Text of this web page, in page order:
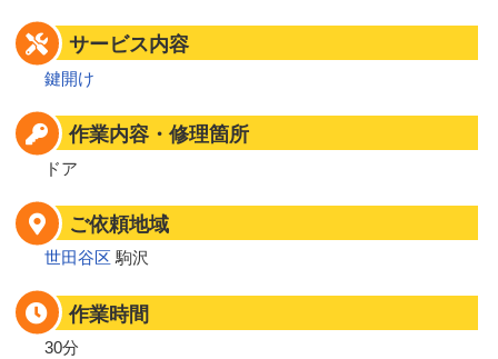
サービス内容
鍵開け
作業内容・修理箇所
ドア
ご依頼地域
世田谷区 駒沢
作業時間
30分